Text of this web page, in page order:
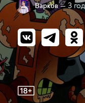
Варков — 3